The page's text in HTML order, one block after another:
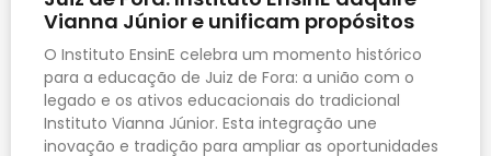
Vianna Júnior e unificam propósitos
O Instituto EnsinE celebra um momento histórico
para a educação de Juiz de Fora: a união com o
legado e os ativos educacionais do tradicional
Instituto Vianna Júnior. Esta integração une
inovação e tradição para ampliar as oportunidades